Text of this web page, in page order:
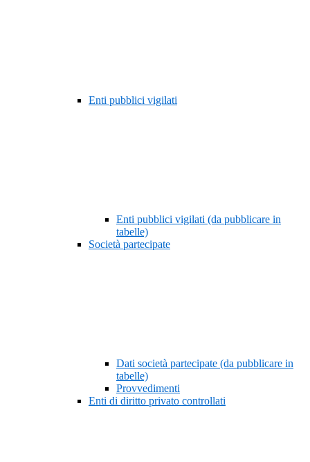
Enti pubblici vigilati
Enti pubblici vigilati (da pubblicare in
tabelle)
Società partecipate
Dati società partecipate (da pubblicare in
tabelle)
Provvedimenti
Enti di diritto privato controllati